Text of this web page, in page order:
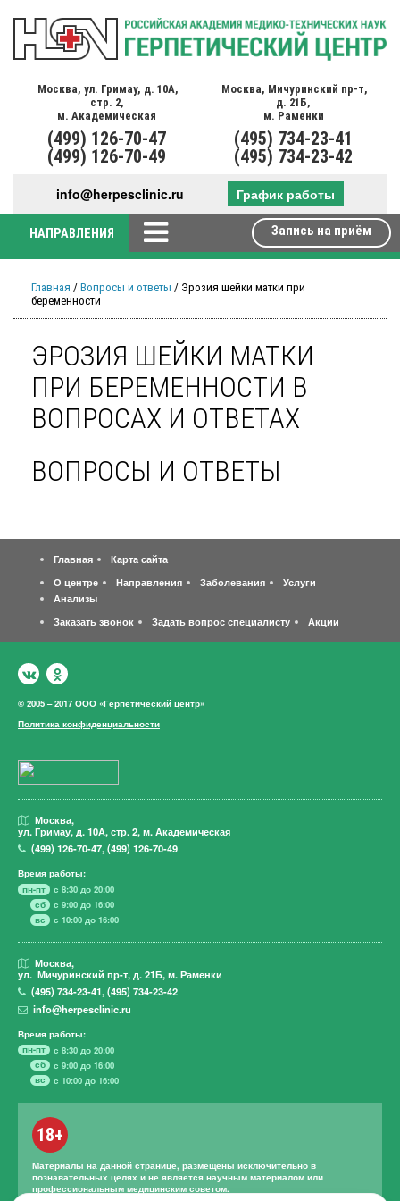
Москва, ул. Гримау, д. 10А,
стр. 2,
м. Академическая
(499) 126-70-47
(499) 126-70-49
Москва, Мичуринский пр-т,
д. 21Б,
м. Раменки
(495) 734-23-41
(495) 734-23-42
info@herpesclinic.ru График работы
НАПРАВЛЕНИЯ Запись на приём
Главная / Вопросы и ответы / Эрозия шейки матки при
беременности
ЭРОЗИЯ ШЕЙКИ МАТКИ
ПРИ БЕРЕМЕННОСТИ В
ВОПРОСАХ И ОТВЕТАХ
ВОПРОСЫ И ОТВЕТЫ
Главная
Карта сайта
О центре
Направления Заболевания
Услуги
Анализы
Заказать звонок
Задать вопрос специалисту Акции
© 2005 – 2017 ООО «Герпетический центр»
Политика конфиденциальности
Москва,
ул. Гримау, д. 10А, стр. 2, м. Академическая
(499)126-70-47,(499)126-70-49
Время работы:
пн-пт
с 8:30 до 20:00
сб
с 9:00 до 16:00
вс
с 10:00 до 16:00
Москва,
ул. Мичуринский пр-т, д. 21Б, м. Раменки
(495)734-23-41,(495)734-23-42
info@herpesclinic.ru
Время работы:
пн-пт
с 8:30 до 20:00
сб
с 9:00 до 16:00
вс
с 10:00 до 16:00
18+
Материалы на данной странице, размещены исключительно в
познавательных целях и не является научным материалом или
профессиональным медицинским советом.